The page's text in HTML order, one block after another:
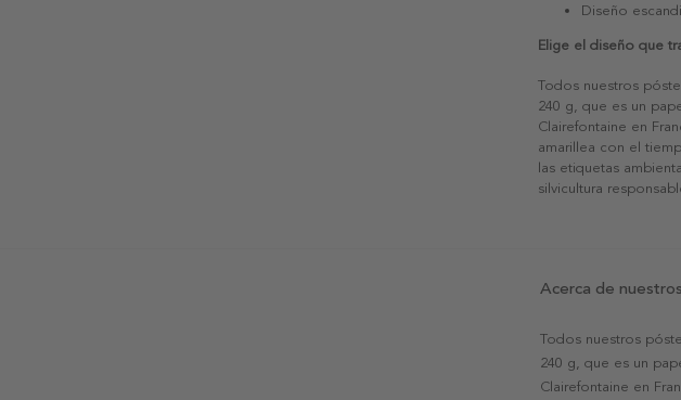
Diseño
Elige el diseño que
Todos nuestros
240 g, que es un
Clairefontaine en
amarillea con el
las etiquetas
silvicultura
Acerca de
Todos nuestros
240 g, que es un
Clairefontaine en